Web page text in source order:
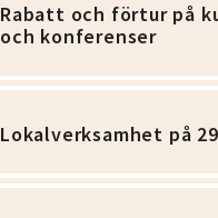
Rabatt och förtur på
och konferenser
Lokalverksamhet på